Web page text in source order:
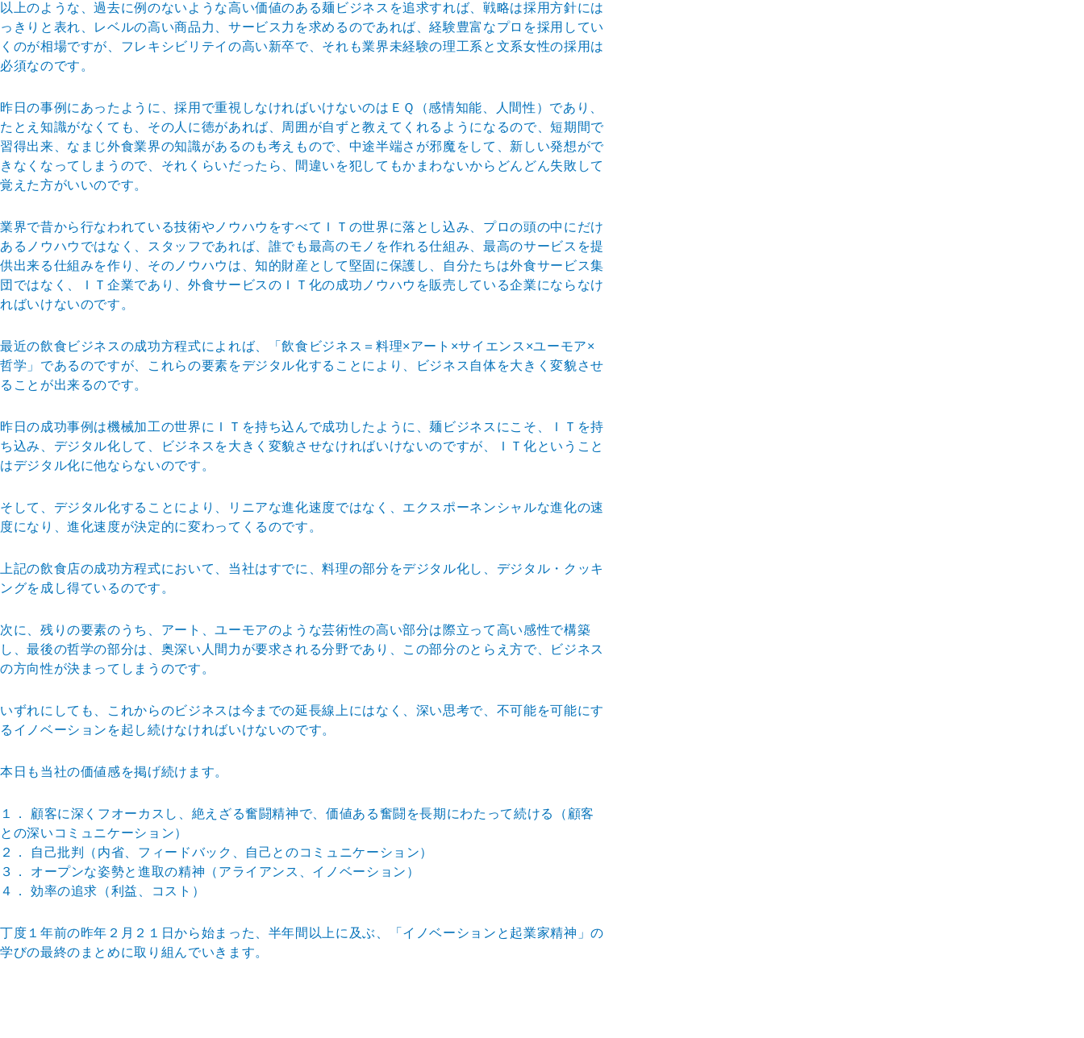
以上のような、過去に例のないような高い価値のある麺ビジネスを追求すれば、戦略は採用方針には
っきりと表れ、レベルの高い商品力、サービス力を求めるのであれば、経験豊富なプロを採用してい
くのが相場ですが、フレキシビリテイの高い新卒で、それも業界未経験の理工系と文系女性の採用は
必須なのです。
昨日の事例にあったように、採用で重視しなければいけないのはＥＱ（感情知能、人間性）であり、
たとえ知識がなくても、その人に徳があれば、周囲が自ずと教えてくれるようになるので、短期間で
習得出来、なまじ外食業界の知識があるのも考えもので、中途半端さが邪魔をして、新しい発想がで
きなくなってしまうので、それくらいだったら、間違いを犯してもかまわないからどんどん失敗して
覚えた方がいいのです。
業界で昔から行なわれている技術やノウハウをすべてＩＴの世界に落とし込み、プロの頭の中にだけ
あるノウハウではなく、スタッフであれば、誰でも最高のモノを作れる仕組み、最高のサービスを提
供出来る仕組みを作り、そのノウハウは、知的財産として堅固に保護し、自分たちは外食サービス集
団ではなく、ＩＴ企業であり、外食サービスのＩＴ化の成功ノウハウを販売している企業にならなけ
ればいけないのです。
最近の飲食ビジネスの成功方程式によれば、「飲食ビジネス＝料理×アート×サイエンス×ユーモア×
哲学」であるのですが、これらの要素をデジタル化することにより、ビジネス自体を大きく変貌させ
ることが出来るのです。
昨日の成功事例は機械加工の世界にＩＴを持ち込んで成功したように、麺ビジネスにこそ、ＩＴを持
ち込み、デジタル化して、ビジネスを大きく変貌させなければいけないのですが、ＩＴ化ということ
はデジタル化に他ならないのです。
そして、デジタル化することにより、リニアな進化速度ではなく、エクスポーネンシャルな進化の速
度になり、進化速度が決定的に変わってくるのです。
上記の飲食店の成功方程式において、当社はすでに、料理の部分をデジタル化し、デジタル・クッキ
ングを成し得ているのです。
次に、残りの要素のうち、アート、ユーモアのような芸術性の高い部分は際立って高い感性で構築
し、最後の哲学の部分は、奥深い人間力が要求される分野であり、この部分のとらえ方で、ビジネス
の方向性が決まってしまうのです。
いずれにしても、これからのビジネスは今までの延長線上にはなく、深い思考で、不可能を可能にす
るイノベーションを起し続けなければいけないのです。
本日も当社の価値感を掲げ続けます。
１． 顧客に深くフオーカスし、絶えざる奮闘精神で、価値ある奮闘を長期にわたって続ける（顧客
との深いコミュニケーション）
２． 自己批判（内省、フィードバック、自己とのコミュニケーション）
３． オープンな姿勢と進取の精神（アライアンス、イノベーション）
４． 効率の追求（利益、コスト）
丁度１年前の昨年２月２１日から始まった、半年間以上に及ぶ、「イノベーションと起業家精神」の
学びの最終のまとめに取り組んでいきます。